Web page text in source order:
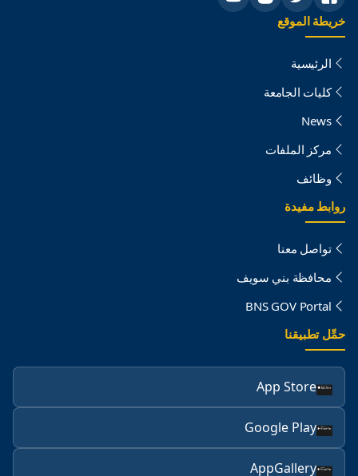
خريطة الموقع
الرئيسية
كليات الجامعة
News
مركز الملفات
وظائف
روابط مفيدة
تواصل معنا
محافظة بني سويف
BNS GOV Portal
حمِّل تطبيقنا
App Store
Google Play
AppGallery